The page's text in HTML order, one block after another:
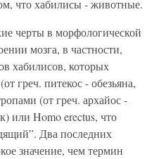
что хабилисы - животные.
черты в морфологической
мозга, в частности,
хабилисов, которых
греч. питекос - обезьяна,
(от греч. архайос -
или Homo erectus, что
Два последних
значение, чем термин